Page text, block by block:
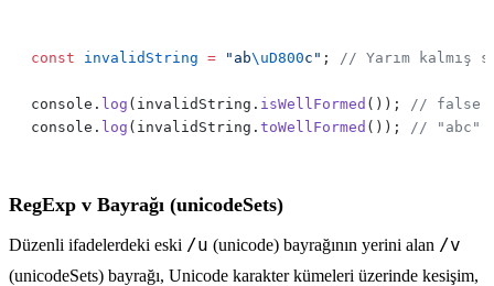
const invalidString = "ab\uD800c" ;
console. log (invalidString. isWellFormed ());
console. log (invalidString. toWellFormed ());
RegExp v Bayrağı (unicodeSets)
Düzenli ifadelerdeki eski /u (unicode) bayrağının yerini alan /v
(unicodeSets) bayrağı, Unicode karakter kümeleri üzerinde kesişim,